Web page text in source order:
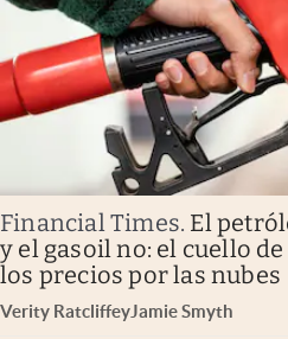
Financial Times. El
y el gasoil no: el cuello
los precios por las nubes
Verity RatcliffeyJamie Smyth